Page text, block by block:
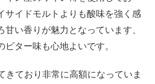
サイドモルトよりも酸味を強く感
甘い香りが魅力となっています、
ター味も心地よいです。
きており非常に高額になっていま